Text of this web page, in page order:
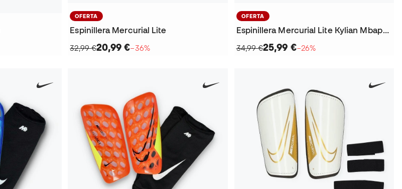
OFERTA
Espinillera Mercurial Lite
32,99 €20,99 €−36%
OFERTA
Espinillera Mercurial Lite Kylian Mbappé
34,99 €25,99 €−26%